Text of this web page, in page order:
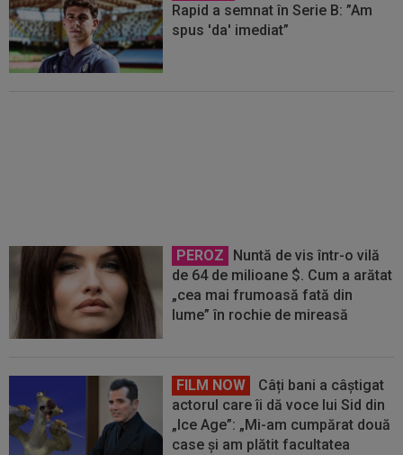
Rapid a semnat în Serie B: ”Am
spus 'da' imediat”
PEROZ
Nuntă de vis într-o vilă
de 64 de milioane $. Cum a arătat
„cea mai frumoasă fată din
lume” în rochie de mireasă
FILM NOW
Câți bani a câștigat
actorul care îi dă voce lui Sid din
„Ice Age”: „Mi-am cumpărat două
case și am plătit facultatea